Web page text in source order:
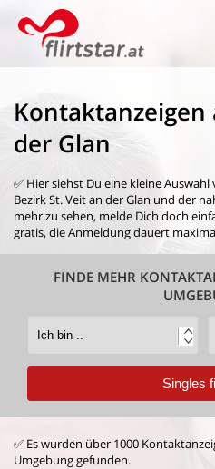
Kontaktanzeigen
der Glan
✅ Hier siehst Du eine kleine Auswahl
Bezirk St. Veit an der Glan und der
mehr zu sehen, melde Dich doch
gratis, die Anmeldung dauert
FINDE MEHR
✅ Es wurden über 1000
Umgebung gefunden.